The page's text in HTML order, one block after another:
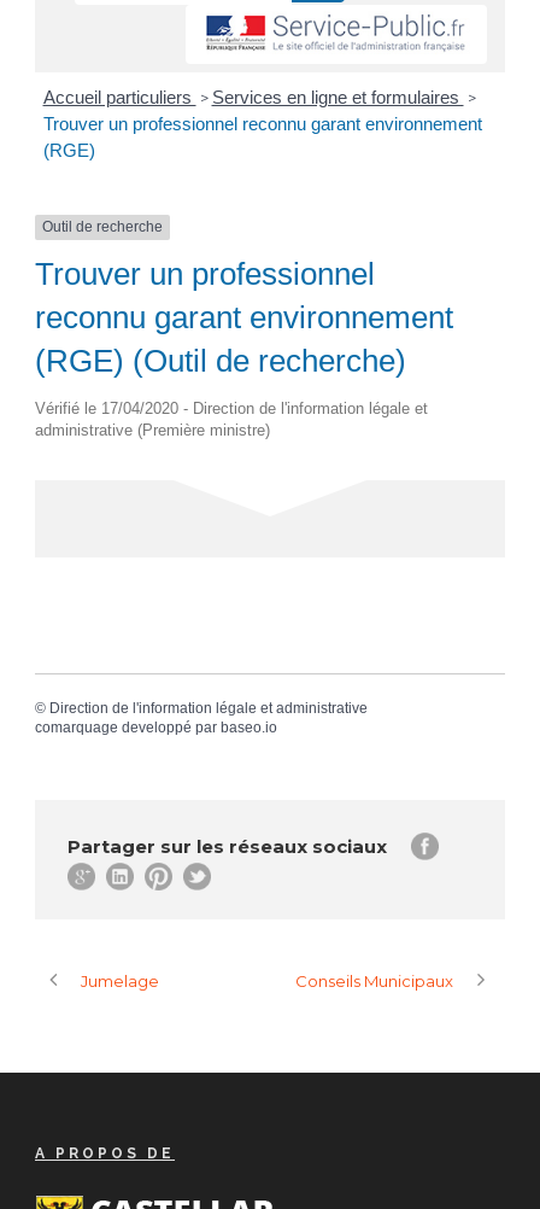
Accueil particuliers > Services en ligne et formulaires >
Trouver un professionnel reconnu garant environnement
(RGE)
Outil de recherche
Trouver un professionnel
reconnu garant environnement
(RGE) (Outil de recherche)
Vérifié le 17/04/2020 - Direction de l'information légale et
administrative (Première ministre)
© Direction de l'information légale et administrative
comarquage developpé par baseo.io
Partager sur les réseaux sociaux
Jumelage Conseils Municipaux
A PROPOS DE